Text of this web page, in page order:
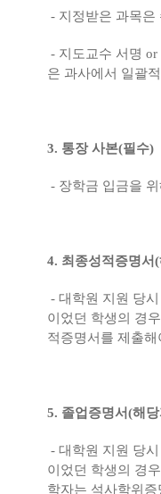
- 지정받은 과목은
- 지도교수 서명
은 과사에서 일괄
3. 통장 사본(필수)
- 장학금 입금을
4. 최종성적증명서
- 대학원 지원 당
이었던 학생의 경
적증명서를 제출해
5. 졸업증명서(해
- 대학원 지원 당
이었던 학생의 경
학자는 석사학위